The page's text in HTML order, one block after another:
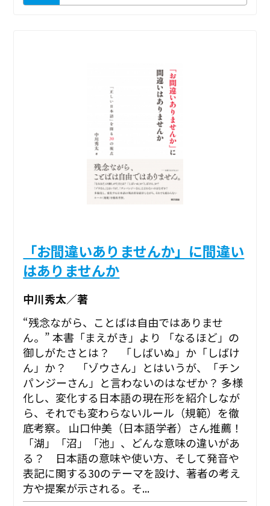
「お間違いありませんか」に間違い
はありませんか
中川秀太／著
“残念ながら、ことばは自由ではありませ
ん。” ――本書「まえがき」より 「なるほど」の
御しがたさとは？ 「しばいぬ」か「しばけ
ん」か？ 「ゾウさん」とはいうが、「チン
パンジーさん」と言わないのはなぜか？ 多様
化し、変化する日本語の現在形を紹介しなが
ら、それでも変わらないルール（規範）を徹
底考察。 山口仲美（日本語学者）さん推薦！
「湖」「沼」「池」、どんな意味の違いがあ
る？ 日本語の意味や使い方、そして発音や
表記に関する30のテーマを設け、著者の考え
方や提案が示される。そ...